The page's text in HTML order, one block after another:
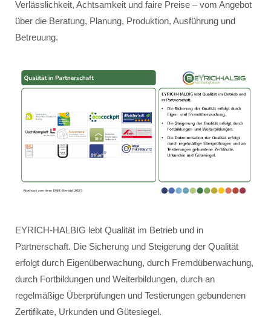
Verlässlichkeit, Achtsamkeit und faire Preise – vom Angebot
über die Beratung, Planung, Produktion, Ausführung und
Betreuung.
EYRICH-HALBIG lebt Qualität im Betrieb und in
Partnerschaft. Die Sicherung und Steigerung der Qualität
erfolgt durch Eigenüberwachung, durch Fremdüberwachung,
durch Fortbildungen und Weiterbildungen, durch an
regelmäßige Überprüfungen und Testierungen gebundenen
Zertifikate, Urkunden und Gütesiegel.